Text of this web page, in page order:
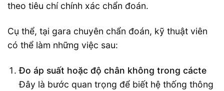
theo tiêu chí chính xác chẩn đoán.
Cụ thể, tại gara chuyên chẩn đoán, kỹ thuật viên
có thể làm những việc sau:
Đo áp suất hoặc độ chân không trong cácte
Đây là bước quan trọng để biết hệ thống thông